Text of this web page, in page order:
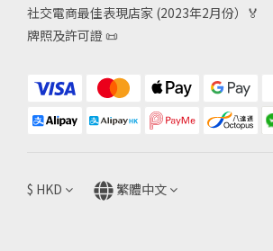
社交電商最佳表現店家 (2023年2月份）🏅
牌照及許可證 📜
$ HKD 繁體中文